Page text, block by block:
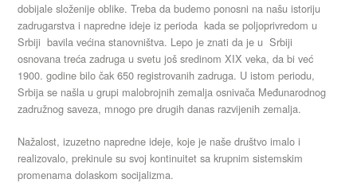
dobijale složenije oblike. Treba da budemo ponosni na našu istoriju
zadrugarstva i napredne ideje iz perioda kada se poljoprivredom u
Srbiji bavila većina stanovništva. Lepo je znati da je u Srbiji
osnovana treća zadruga u svetu još sredinom XIX veka, da bi već
1900. godine bilo čak 650 registrovanih zadruga. U istom periodu,
Srbija se našla u grupi malobrojnih zemalja osnivača Međunarodnog
zadružnog saveza, mnogo pre drugih danas razvijenih zemalja.
Nažalost, izuzetno napredne ideje, koje je naše društvo imalo i
realizovalo, prekinule su svoj kontinuitet sa krupnim sistemskim
promenama dolaskom socijalizma.